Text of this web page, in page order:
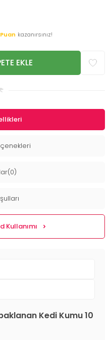
kazanırsınız!
EKLE
Kullanımı
Kedi Kumu 10